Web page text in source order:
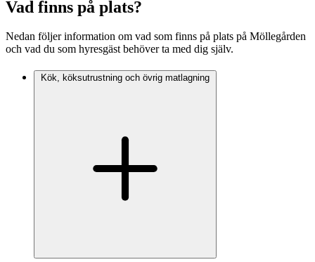
Vad finns på plats?
Nedan följer information om vad som finns på plats på Möllegården
och vad du som hyresgäst behöver ta med dig själv.
Kök, köksutrustning och övrig matlagning